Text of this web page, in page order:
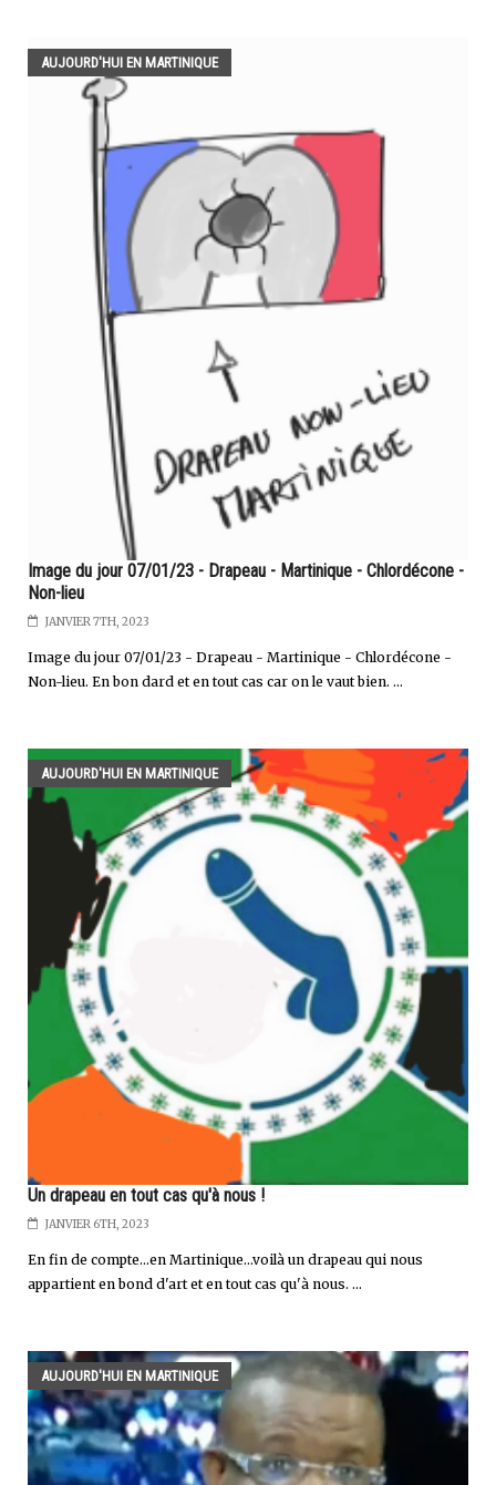
AUJOURD'HUI EN MARTINIQUE
Image du jour 07/01/23 - Drapeau - Martinique - Chlordécone -
Non-lieu
JANVIER 7TH, 2023
Image du jour 07/01/23 - Drapeau - Martinique - Chlordécone -
Non-lieu. En bon dard et en tout cas car on le vaut bien. ...
AUJOURD'HUI EN MARTINIQUE
Un drapeau en tout cas qu'à nous !
JANVIER 6TH, 2023
En fin de compte...en Martinique...voilà un drapeau qui nous
appartient en bond d'art et en tout cas qu'à nous. ...
AUJOURD'HUI EN MARTINIQUE